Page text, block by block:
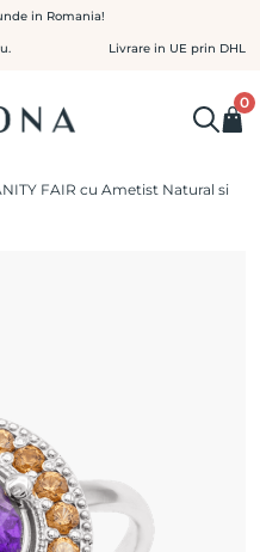
in Romania!
Livrare in UE prin DHL
0
FAIR cu Ametist Natural si